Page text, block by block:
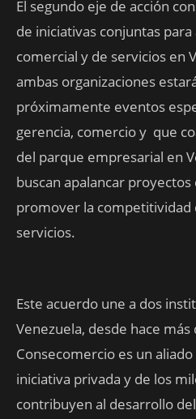
El segundo eje de acción
de iniciativas conjuntas
comercial y de servicios en
ambas organizaciones
próximamente eventos
gerencia, comercio y que
del parque empresarial en
buscan apalancar
promover la competitividad
servicios.
Este acuerdo une a dos
Venezuela, desde hace más
Consecomercio es un
iniciativa privada y de los
contribuyen al desarrollo